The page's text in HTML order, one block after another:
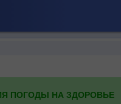
ПОГОДЫ НА ЗДОРОВЬЕ